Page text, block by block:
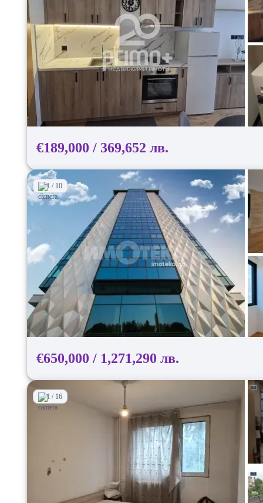
€189,000 / 369,652 лв.
1 / 10
€650,000 / 1,271,290 лв.
1 / 16